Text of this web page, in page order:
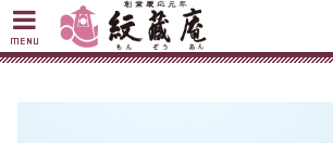
MENU